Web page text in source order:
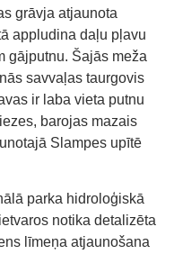
grāvja atjaunota
appludina daļu pļavu
gājputnu. Šajās meža
savvaļas taurgovis
ir laba vieta putnu
barojas mazais
Slampes upītē
parka hidroloģiskā
notika detalizēta
līmeņa atjaunošana